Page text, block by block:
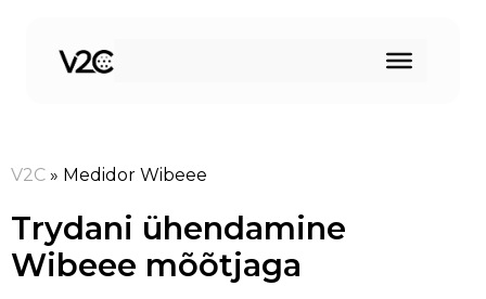
content
V2C » Medidor Wibeee
Trydani ühendamine
Wibeee mõõtjaga